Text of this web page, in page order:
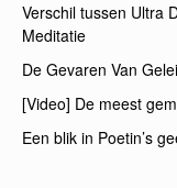
Verschil tussen Ultra
Meditatie
De Gevaren Van
[Video] De meest
Een blik in Poetin’s